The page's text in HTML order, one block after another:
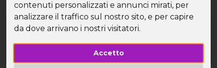
contenuti personalizzati e annunci mirati, per
analizzare il traffico sul nostro sito, e per capire
da dove arrivano i nostri visitatori.
Accetto
Secondo Speed Vacanze il 38% dei viaggiatori
scoppiati considera essenziale la consulenza di
amici virtuali per decidere la meta